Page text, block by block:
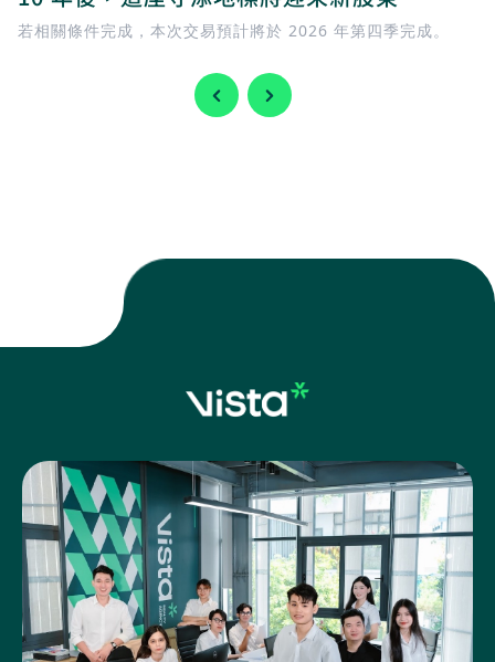
若相關條件完成，本次交易預計將於 2026 年第四季完成。